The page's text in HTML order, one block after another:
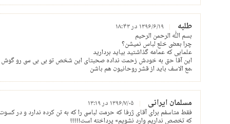
طلبه
۱۳۹۶/۶/۱۹ در ۱۸:۴۳
بسم الله الرحمن الرحیم
چرا بعضی خلع لباس نمیشن؟
علمایی که عمامه گذاشتید بیاید بردارید
این آقا حتی به خودش زحمت نداده صحبتای این شخص تو بی بی سی رو گوش
،مع الاسف باید از قشر روحانیون هم باشن
مسلمان ایرانی
۱۳۹۶/۷/۰۵ در ۱۳:۱۹
فقط متاسفم برای آقای ژرفا که حرمت لباسی را که به تن کرده ندارد و در
که تخصص نداریم وارد نشویم» پرداخته است!!!!!